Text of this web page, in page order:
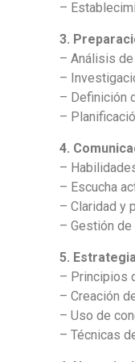
–
3.
– Análisis
–
– Definición
–
4.
–
– Escucha
– Claridad y
– Gestión
5.
– Principios
– Creación
– Uso de
– Técnicas